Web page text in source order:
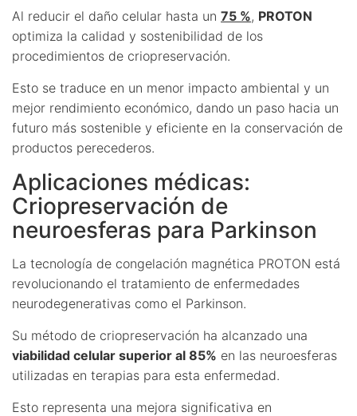
Al reducir el daño celular hasta un 75 %, PROTON
optimiza la calidad y sostenibilidad de los
procedimientos de criopreservación.
Esto se traduce en un menor impacto ambiental y un
mejor rendimiento económico, dando un paso hacia un
futuro más sostenible y eficiente en la conservación de
productos perecederos.
Aplicaciones médicas:
Criopreservación de
neuroesferas para Parkinson
La tecnología de congelación magnética PROTON está
revolucionando el tratamiento de enfermedades
neurodegenerativas como el Parkinson.
Su método de criopreservación ha alcanzado una
viabilidad celular superior al 85% en las neuroesferas
utilizadas en terapias para esta enfermedad.
Esto representa una mejora significativa en